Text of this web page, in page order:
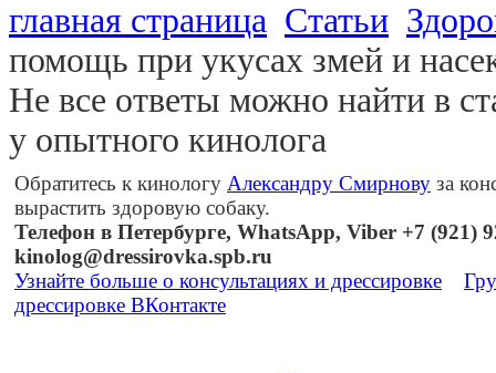
главная страница Статьи
помощь при укусах змей и
Не все ответы можно найти в
у опытного кинолога
Обратитесь к кинологу Александру Смирнову за
вырастить здоровую собаку.
Телефон в Петербурге, WhatsApp, Viber +7 (921)
kinolog@dressirovka.spb.ru
Узнайте больше о консультациях и дрессировке
дрессировке ВКонтакте